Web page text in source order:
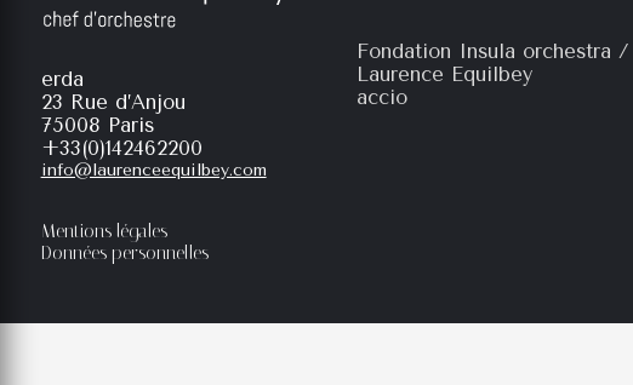
erda
23 Rue d’Anjou
75008 Paris
+33(0)142462200
info@laurenceequilbey.com
Mentions légales
Données personnelles
Fondation Insula orchestra /
Laurence Equilbey
accio